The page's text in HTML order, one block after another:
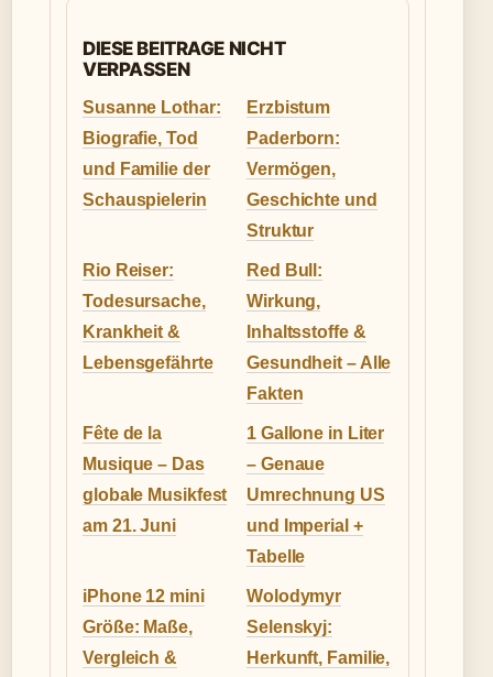
DIESE BEITRAGE NICHT
VERPASSEN
Susanne Lothar:
Biografie, Tod
und Familie der
Schauspielerin
Erzbistum
Paderborn:
Vermögen,
Geschichte und
Struktur
Rio Reiser:
Todesursache,
Krankheit &
Lebensgefährte
Red Bull:
Wirkung,
Inhaltsstoffe &
Gesundheit – Alle
Fakten
Fête de la
Musique – Das
globale Musikfest
am 21. Juni
1 Gallone in Liter
– Genaue
Umrechnung US
und Imperial +
Tabelle
iPhone 12 mini
Größe: Maße,
Vergleich &
Wolodymyr
Selenskyj:
Herkunft, Familie,